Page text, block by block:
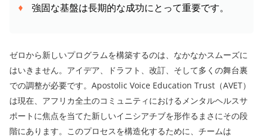
強固な基盤は長期的な成功にとって重要です。
ゼロから新しいプログラムを構築するのは、なかなかスムーズに
はいきません。アイデア、ドラフト、改訂、そして多くの舞台裏
での調整が必要です。Apostolic Voice Education Trust（AVET）
は現在、アフリカ全土のコミュニティにおけるメンタルヘルスサ
ポートに焦点を当てた新しいイニシアチブを形作るまさにその段
階にあります。このプロセスを構造化するために、チームは